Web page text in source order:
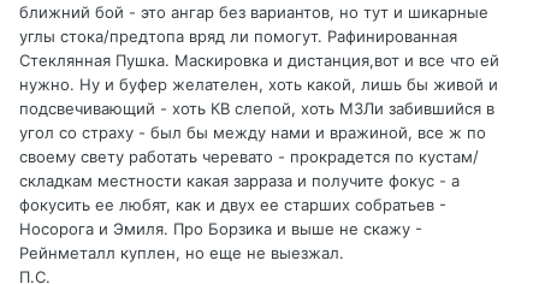
ближний бой - это ангар без вариантов, но тут и шикарные
углы стока/предтопа вряд ли помогут. Рафинированная
Стеклянная Пушка. Маскировка и дистанция,вот и все что ей
нужно. Ну и буфер желателен, хоть какой, лишь бы живой и
подсвечивающий - хоть КВ слепой, хоть М3Ли забившийся в
угол со страху - был бы между нами и вражиной, все ж по
своему свету работать черевато - прокрадется по кустам/
складкам местности какая зарраза и получите фокус - а
фокусить ее любят, как и двух ее старших собратьев -
Носорога и Эмиля. Про Борзика и выше не скажу -
Рейнметалл куплен, но еще не выезжал.
П.С.